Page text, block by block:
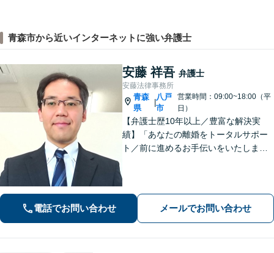
青森市から近いインターネットに強い弁護士
安藤 祥吾 弁護士
安藤法律事務所
青森
県
|
八戸
市
営業時間：09:00~18:00（平
日）
【弁護士歴10年以上／豊富な解決実
績】「あなたの離婚をトータルサポー
ト／前に進めるお手伝いをいたしま
い」【秘密厳守】【休日・夜間相談あ
電話でお問い合わせ メールでお問い合わせ